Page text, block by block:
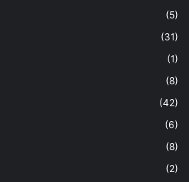
(5)
(31)
(1)
(8)
(42)
(6)
(8)
(2)